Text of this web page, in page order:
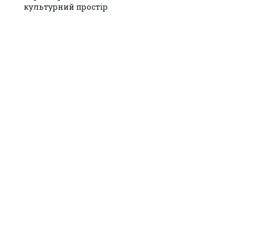
культурний простір